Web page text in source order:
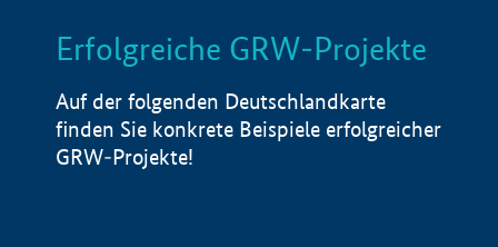
LISTE Info
Erfolgreiche GRW-Projekte
Auf der folgenden Deutschlandkarte
finden Sie konkrete Beispiele erfolgreicher
GRW-Projekte!